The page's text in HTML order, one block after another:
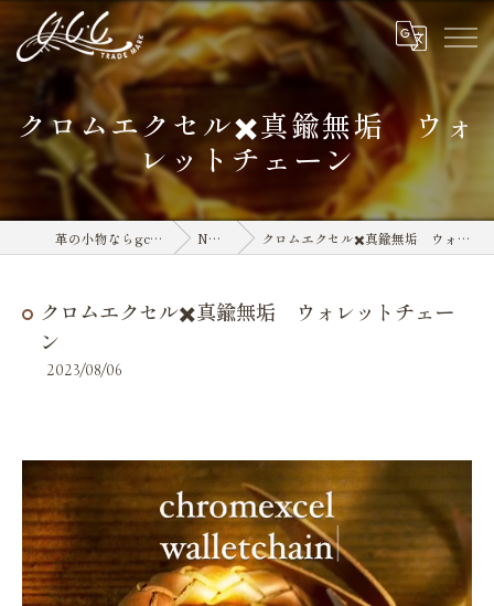
クロムエクセル✖️真鍮無垢 ウォ
レットチェーン
革の小物ならgcc leather NEWS クロムエクセル✖️真鍮無垢 ウォレットチェーン
クロムエクセル✖️真鍮無垢 ウォレットチェー
ン
2023/08/06